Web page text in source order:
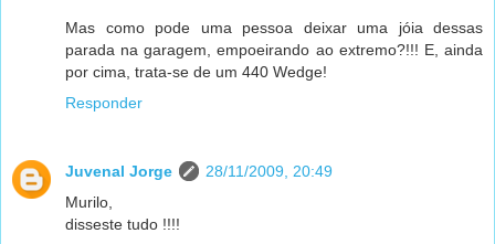
Mas como pode uma pessoa deixar uma jóia dessas
parada na garagem, empoeirando ao extremo?!!! E, ainda
por cima, trata-se de um 440 Wedge!
Responder
Juvenal Jorge
28/11/2009, 20:49
Murilo,
disseste tudo !!!!